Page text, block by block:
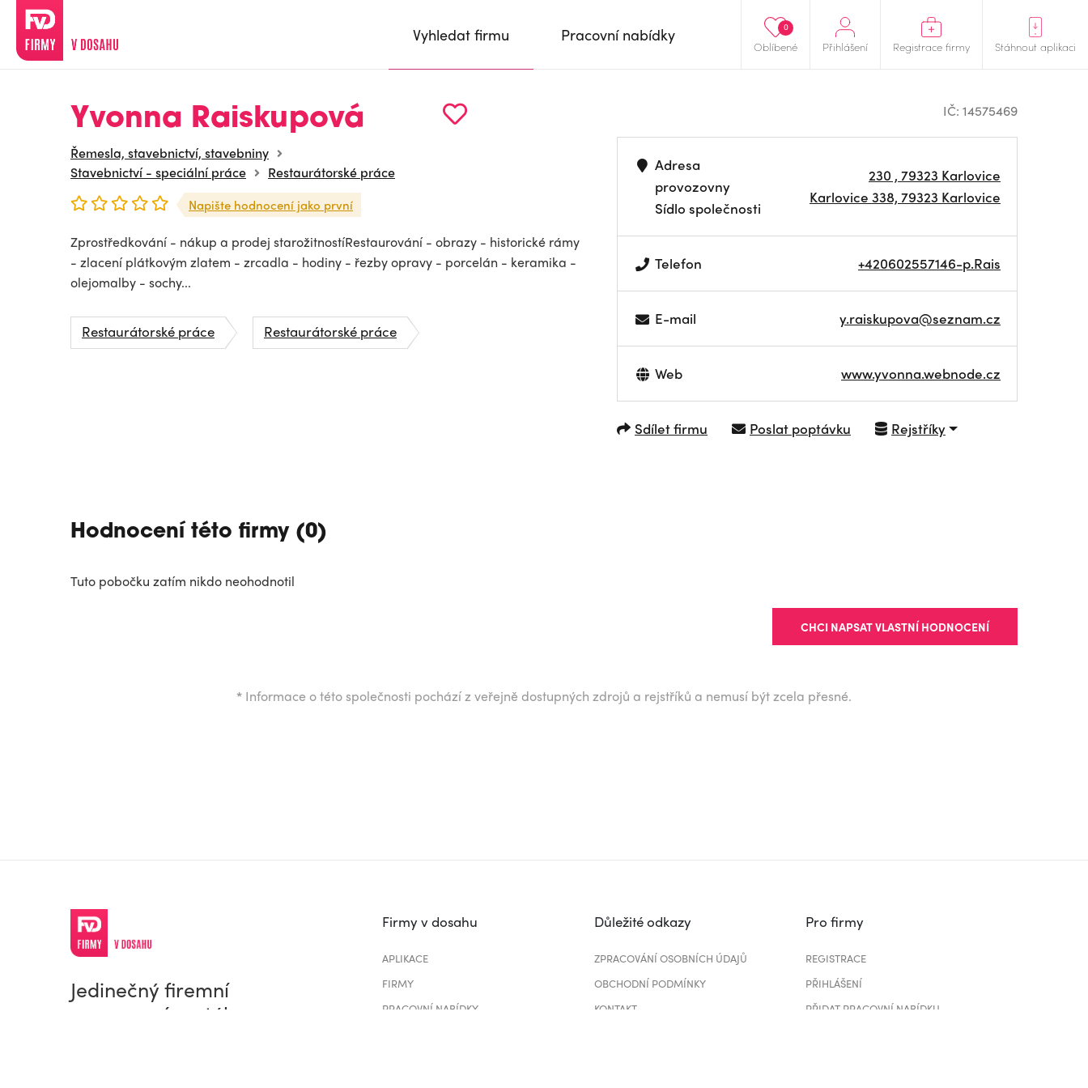
Oblíbené
0
Přihlášení Registrace firmy Stáhnout aplikaci
Vyhledat firmu Pracovní nabídky
Yvonna Raiskupová
Řemesla, stavebnictví, stavebniny
Stavebnictví - speciální práce
Restaurátorské práce
Napište hodnocení jako první
Zprostředkování - nákup a prodej starožitnostíRestaurování - obrazy - historické rámy
- zlacení plátkovým zlatem - zrcadla - hodiny - řezby opravy - porcelán - keramika -
olejomalby - sochy...
Restaurátorské práce Restaurátorské práce
IČ: 14575469
Adresa
provozovny
Sídlo společnosti
230 , 79323 Karlovice
Karlovice 338, 79323 Karlovice
Telefon +420602557146-p.Rais
E-mail y.raiskupova@seznam.cz
Web www.yvonna.webnode.cz
Sdílet firmu Poslat poptávku Rejstříky
NAVIGOVAT
Hodnocení této firmy (0)
Tuto pobočku zatím nikdo neohodnotil
CHCI NAPSAT VLASTNÍ HODNOCENÍ
* Informace o této společnosti pochází z veřejně dostupných zdrojů a rejstříků a nemusí být zcela přesné.
Jedinečný firemní
a pracovní portál
Firmy v dosahu
APLIKACE
FIRMY
PRACOVNÍ NABÍDKY
Důležité odkazy
ZPRACOVÁNÍ OSOBNÍCH ÚDAJŮ
OBCHODNÍ PODMÍNKY
KONTAKT
Pro firmy
REGISTRACE
PŘIHLÁŠENÍ
PŘIDAT PRACOVNÍ NABÍDKU